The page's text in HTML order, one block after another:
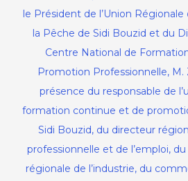
le Président de l’Union
la Pêche de Sidi Bouzid et du
Centre National de
Promotion Professionnelle, M.
présence du responsable de
formation continue et de
Sidi Bouzid, du directeur
professionnelle et de l’emploi,
régionale de l’industrie, du